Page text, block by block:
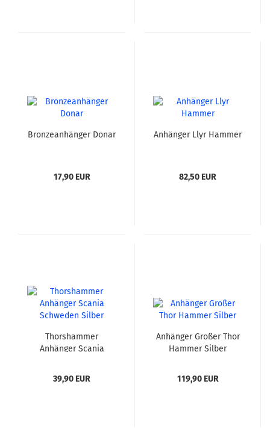
Bronzeanhänger Donar
17,90 EUR
Anhänger Llyr Hammer
82,50 EUR
Thorshammer
Anhänger Scania
39,90 EUR
Anhänger Großer Thor
Hammer Silber
119,90 EUR